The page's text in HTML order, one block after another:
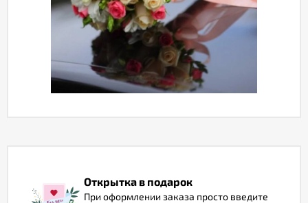
конфиденциальности
Открытка в подарок
При оформлении заказа просто введите